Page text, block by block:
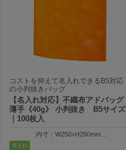
コストを抑えて名入れできるB5対応
の小判抜きバッグ
【名入れ対応】不織布アドバッグ
薄手《40g》 小判抜き B5サイズ
｜100枚入
内寸：W250×H260mm
名入れ